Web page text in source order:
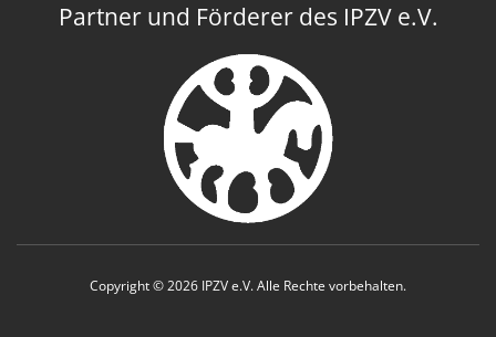
Partner und Förderer des IPZV e.V.
Copyright © 2026 IPZV e.V. Alle Rechte vorbehalten.